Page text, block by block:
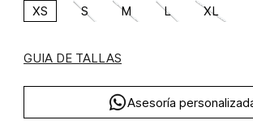
XS S M L XL
GUIA DE TALLAS
Asesoría